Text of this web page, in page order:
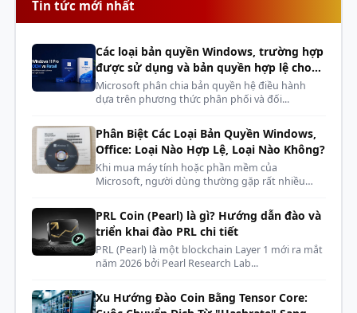
USB-C (DP Alt mode), máy có thể xuất hình cùng lúc
Linh hoạt lắp đặt: Đi kèm ngàmVESAhỗ trợ chuẩn
75x75 và 100x100mm, giúp gắn gọn phía sau màn
cao
1 x USB4(Hỗ trợ băng thông rộng,
truyền dữ liệu và xuất hình nhanh)
Mạng
(LAN)
1 x Cổng LAN
Kết nối
không dây
Wi-Fi 7 (Chuẩn Wifi thế hệ mới nhất
siêu tốc độ) |Bluetooth
Khả năng
treo tường
Hỗ trợ giá treo chuẩnVESA(Giúp
gắn gọn ra sau màn hình)
NoOS(Chưa bao gồm Hệ điều hành,
Tin tức mới nhất
Các loại bản quyền Windows, trường hợp
được sử dụng và bản quyền hợp lệ cho
phòng máy, dàn net, cyber
Microsoft phân chia bản quyền hệ điều hành
dựa trên phương thức phân phối và đối...
Phân Biệt Các Loại Bản Quyền Windows,
Office: Loại Nào Hợp Lệ, Loại Nào Không?
Khi mua máy tính hoặc phần mềm của
Microsoft, người dùng thường gặp rất nhiều
PRL Coin (Pearl) là gì? Hướng dẫn đào và
triển khai đào PRL chi tiết
PRL (Pearl) là một blockchain Layer 1 mới ra mắt
năm 2026 bởi Pearl Research Lab...
Xu Hướng Đào Coin Bằng Tensor Core: